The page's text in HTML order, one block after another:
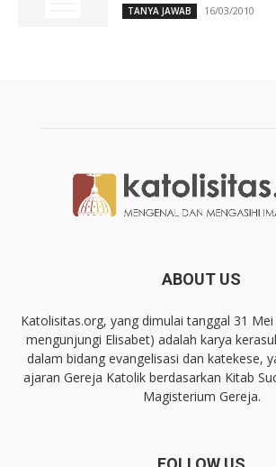
TANYA JAWAB 16/03/2010
ABOUT US
Katolisitas.org, yang dimulai tanggal 31
mengunjungi Elisabet) adalah karya
dalam bidang evangelisasi dan katekese,
ajaran Gereja Katolik berdasarkan Kitab
Magisterium Gereja.